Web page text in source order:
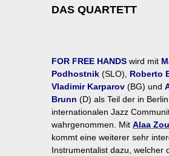
DAS QUARTETT
FOR FREE HANDS wird mit
Podhostnik (SLO), Roberto
Vladimir Karparov (BG) und
Brunn (D) als Teil der in
internationalen Jazz
wahrgenommen. Mit Alaa
kommt eine weiterer sehr
Instrumentalist dazu, welcher